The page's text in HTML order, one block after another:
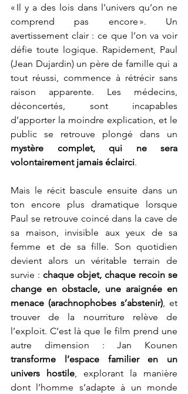
« Il y a des lois dans l’univers qu’on ne
comprend pas encore ». Un
avertissement clair : ce que l’on va voir
défie toute logique. Rapidement, Paul
(Jean Dujardin) un père de famille qui a
tout réussi, commence à rétrécir sans
raison apparente. Les médecins,
déconcertés, sont incapables
d’apporter la moindre explication, et le
mystère complet, qui ne sera
volontairement jamais éclairci.
Mais le récit bascule ensuite dans un
ton encore plus dramatique lorsque
Paul se retrouve coincé dans la cave de
sa maison, invisible aux yeux de sa
femme et de sa fille. Son quotidien
devient alors un véritable terrain de
survie : chaque objet, chaque recoin se
change en obstacle, une araignée en
menace (arachnophobes s’abstenir), et
trouver de la nourriture relève de
l’exploit. C’est là que le film prend une
transforme l’espace familier en un
univers hostile, explorant la manière
dont l’homme s’adapte à un monde